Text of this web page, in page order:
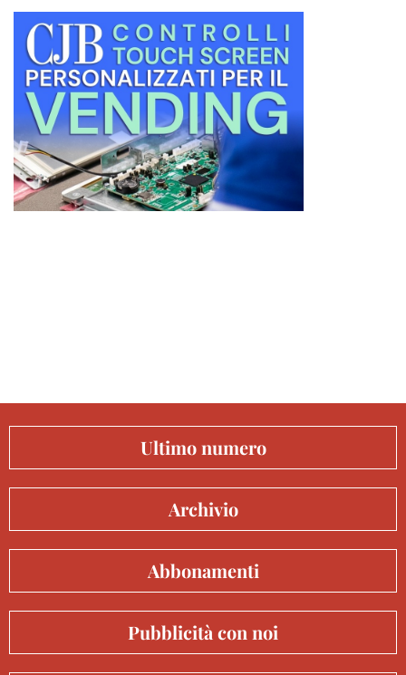
Ultimo numero
Archivio
Abbonamenti
Pubblicità con noi